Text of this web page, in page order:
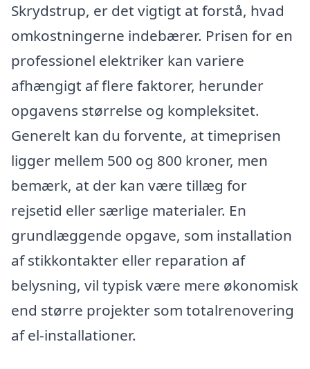
Skrydstrup, er det vigtigt at forstå, hvad
omkostningerne indebærer. Prisen for en
professionel elektriker kan variere
afhængigt af flere faktorer, herunder
opgavens størrelse og kompleksitet.
Generelt kan du forvente, at timeprisen
ligger mellem 500 og 800 kroner, men
bemærk, at der kan være tillæg for
rejsetid eller særlige materialer. En
grundlæggende opgave, som installation
af stikkontakter eller reparation af
belysning, vil typisk være mere økonomisk
end større projekter som totalrenovering
af el-installationer.